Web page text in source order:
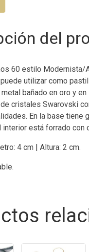
del
60 estilo Modernista/
utilizar como
bañado en oro y
cristales Swarovski
En la base tiene
interior está forrado con
4 cm | Altura: 2 cm.